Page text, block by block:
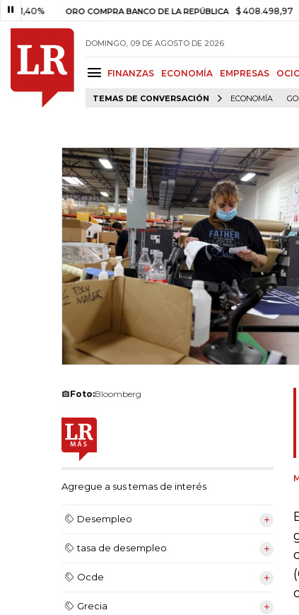
ORO COMPRA BANCO DE LA REPÚBLICA $ 408.498,97 +$
DOMINGO, 09 DE AGOSTO DE 2026
FINANZAS ECONOMÍA EMPRESAS
TEMAS DE CONVERSACIÓN ECONOMÍA
Foto:Bloomberg
Agregue a sus temas de interés
Desempleo
tasa de desempleo
Ocde
Grecia